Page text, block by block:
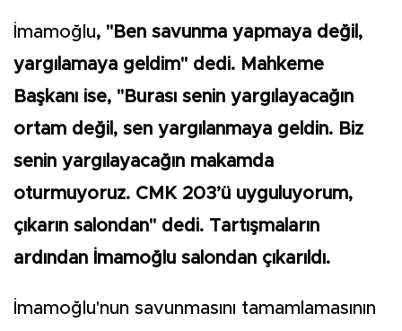
İmamoğlu, "Ben savunma yapmaya değil,
yargılamaya geldim" dedi. Mahkeme
Başkanı ise, "Burası senin yargılayacağın
ortam değil, sen yargılanmaya geldin. Biz
senin yargılayacağın makamda
oturmuyoruz. CMK 203’ü uyguluyorum,
çıkarın salondan" dedi. Tartışmaların
ardından İmamoğlu salondan çıkarıldı.
İmamoğlu'nun savunmasını tamamlamasının